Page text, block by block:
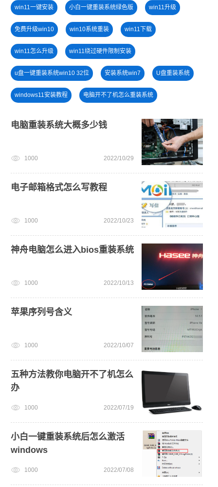
win11一键安装 小白一键重装系统绿色版 win11升级
免费升级win10 win10系统重装 win11下载
win11怎么升级 win11绕过硬件限制安装
u盘一键重装系统win10 32位 安装系统win7 U盘重装系统
windows11安装教程 电脑开不了机怎么重装系统
U盘装win7系统
win7系统重装
电脑重装系统大概多少钱
1000 2022/10/29
电子邮箱格式怎么写教程
1000 2022/10/23
神舟电脑怎么进入bios重装系统
1000 2022/10/13
苹果序列号含义
1000 2022/10/07
五种方法教你电脑开不了机怎么
办
1000 2022/07/19
小白一键重装系统后怎么激活
windows
1000 2022/07/08